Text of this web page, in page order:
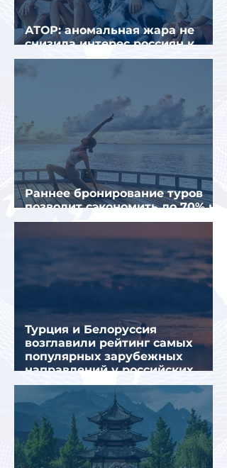
АТОР: аномальная жара не
снизила интерес россиян к
летнему отдыху в Европе
Раннее бронирование туров
позволит сэкономить до 70% на
летнем отдыхе — АТОР
Турция и Белоруссия
возглавили рейтинг самых
популярных зарубежных
направлений у российских
туристов летом